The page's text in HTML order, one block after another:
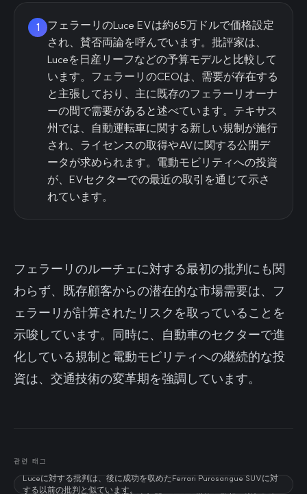
1
フェラーリのLuce EVは約65万ドルで価格設定
され、賛否両論を呼んでいます。批評家は、
Luceを日産リーフなどの予算モデルと比較して
います。フェラーリのCEOは、需要が存在する
と主張しており、主に既存のフェラーリオーナ
ーの間で需要があると述べています。テキサス
州では、自動運転車に関する新しい規制が施行
され、ライセンスの取得やAVに関する公開デ
ータが求められます。電動モビリティへの投資
が、EVセクターでの最近の取引を通じて示さ
れています。
フェラーリのルーチェに対する最初の批判にも関
わらず、既存顧客からの潜在的な市場需要は、フ
ェラーリが計算されたリスクを取っていることを
示唆しています。同時に、自動車のセクターで進
化している規制と電動モビリティへの継続的な投
資は、交通技術の変革期を強調しています。
관련 태그
Luceに対する批判は、後に成功を収めたFerrari Purosangue SUVに対
する以前の批判と似ています。